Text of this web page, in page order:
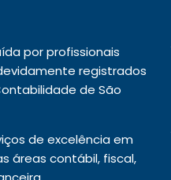
por profissionais
registrados
de São
de excelência em
áreas contábil, fiscal,